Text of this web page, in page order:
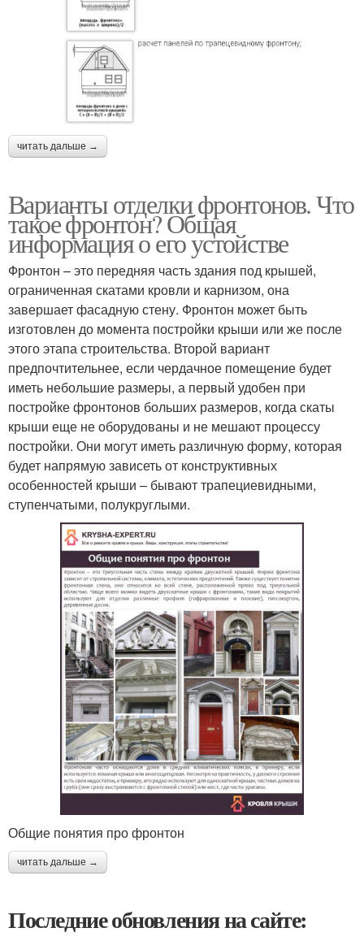
читать дальше →
Варианты отделки фронтонов. Что
такое фронтон? Общая
информация о его устойстве
Фронтон – это передняя часть здания под крышей,
ограниченная скатами кровли и карнизом, она
завершает фасадную стену. Фронтон может быть
изготовлен до момента постройки крыши или же после
этого этапа строительства. Второй вариант
предпочтительнее, если чердачное помещение будет
иметь небольшие размеры, а первый удобен при
постройке фронтонов больших размеров, когда скаты
крыши еще не оборудованы и не мешают процессу
постройки. Они могут иметь различную форму, которая
будет напрямую зависеть от конструктивных
особенностей крыши – бывают трапециевидными,
ступенчатыми, полукруглыми.
Общие понятия про фронтон
читать дальше →
Последние обновления на сайте: